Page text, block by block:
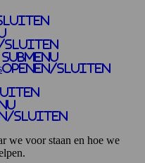
sluiten
Submenu
openen/sluiten
sluiten
we voor staan en hoe we